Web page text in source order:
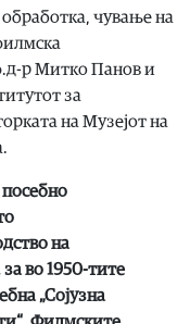
чување на
р Митко Панов и
за
на Музејот на
на
во 1950-тите
„Сојузна